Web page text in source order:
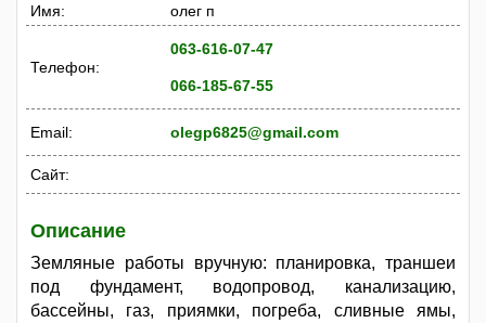
Имя:
олег п
Телефон:
063-616-07-47
066-185-67-55
Email: olegp6825@gmail.com
Сайт:
Описание
Земляные работы вручную: планировка, траншеи
под фундамент, водопровод, канализацию,
бассейны, газ, приямки, погреба, сливные ямы,